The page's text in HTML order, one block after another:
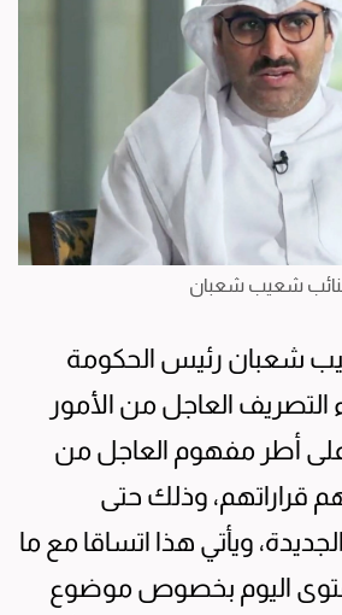
شعيب شعبان
شعبان رئيس الحكومة
التصريف العاجل من الأمور
على أطر مفهوم العاجل من
قراراتهم، وذلك حتى
ويأتي هذا اتساقا مع ما
اليوم بخصوص موضوع